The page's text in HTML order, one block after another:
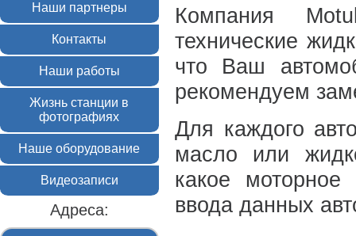
Наши партнеры
Контакты
Наши работы
Жизнь станции в
фотографиях
Наше оборудование
Видеозаписи
Адреса:
Компания
технические
что Ваш
рекомендуем
Для каждого
масло или
какое
ввода данных